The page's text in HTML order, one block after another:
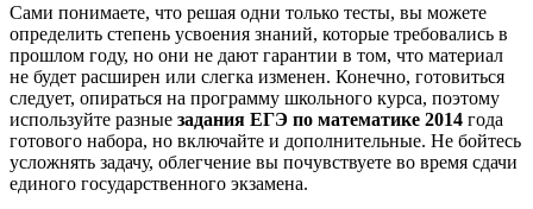
Сами понимаете, что решая одни только тесты, вы можете
определить степень усвоения знаний, которые требовались в
прошлом году, но они не дают гарантии в том, что материал
не будет расширен или слегка изменен. Конечно, готовиться
следует, опираться на программу школьного курса, поэтому
используйте разные задания ЕГЭ по математике 2014 года
готового набора, но включайте и дополнительные. Не бойтесь
усложнять задачу, облегчение вы почувствуете во время сдачи
единого государственного экзамена.